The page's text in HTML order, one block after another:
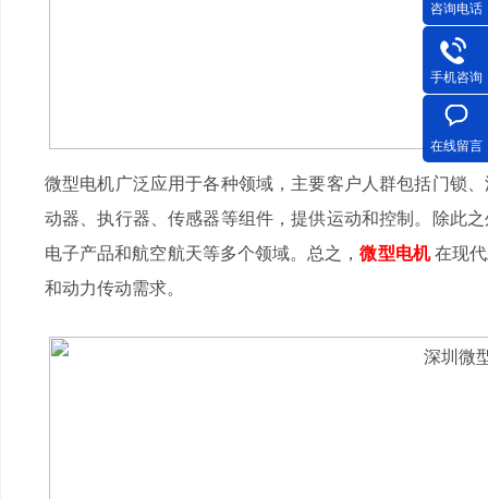
微型电机广泛应用于各种领域，主要客户人群包括门锁
动器、执行器、传感器等组件，提供运动和控制。除此
电子产品和航空航天等多个领域。总之，微型电机在现
和动力传动需求。
咨询电话
手机咨询
在线留言